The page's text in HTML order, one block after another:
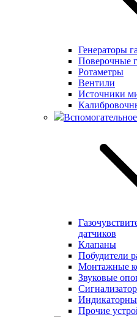
Генераторы
Поверочные
Ротаметры
Вентили
Источники
датчиков
Клапаны
Побудители
Монтажные
Звуковые
Прочие